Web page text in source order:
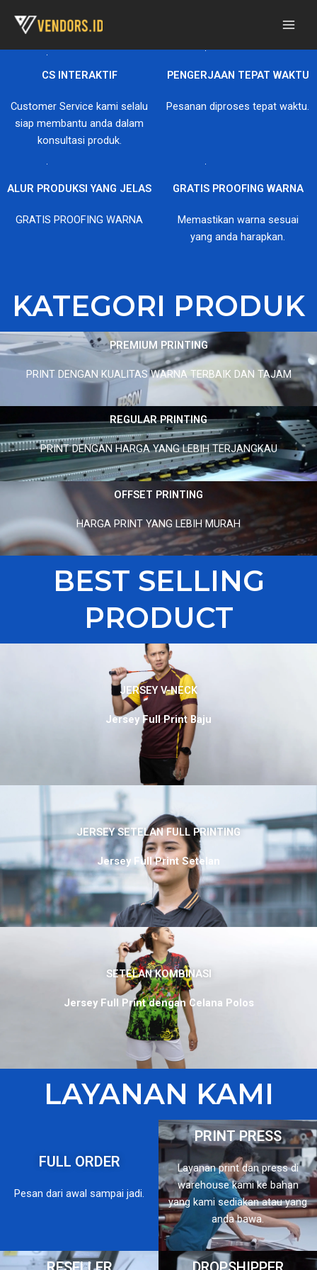
CS INTERAKTIF
Customer Service kami selalu
siap membantu anda dalam
konsultasi produk.
PENGERJAAN TEPAT WAKTU
Pesanan diproses tepat waktu.
ALUR PRODUKSI YANG JELAS
GRATIS PROOFING WARNA
GRATIS PROOFING WARNA
Memastikan warna sesuai
yang anda harapkan.
KATEGORI PRODUK
PREMIUM PRINTING
PRINT DENGAN KUALITAS WARNA TERBAIK DAN TAJAM
REGULAR PRINTING
PRINT DENGAN HARGA YANG LEBIH TERJANGKAU
OFFSET PRINTING
HARGA PRINT YANG LEBIH MURAH
BEST SELLING
PRODUCT
JERSEY V-NECK
Jersey Full Print Baju
JERSEY SETELAN FULL PRINTING
Jersey Full Print Setelan
SETELAN KOMBINASI
Jersey Full Print dengan Celana Polos
LAYANAN KAMI
FULL ORDER
Pesan dari awal sampai jadi.
PRINT PRESS
Layanan print dan press di
warehouse kami ke bahan
yang kami sediakan atau yang
anda bawa.